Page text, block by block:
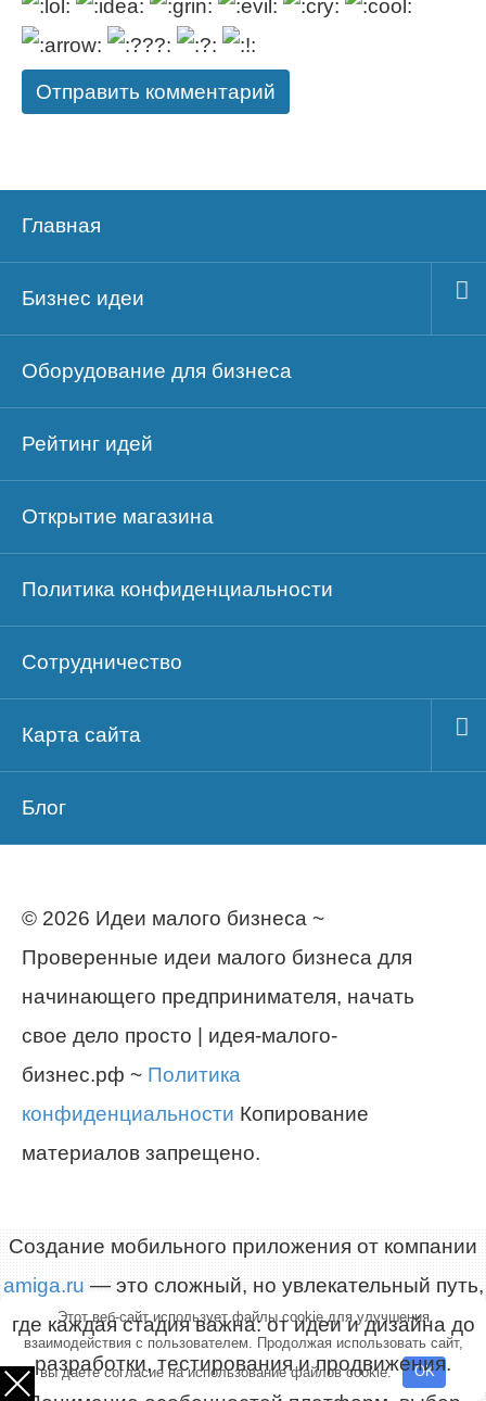
Главная
Бизнес идеи
Оборудование для бизнеса
Рейтинг идей
Открытие магазина
Политика конфиденциальности
Сотрудничество
Карта сайта
Блог
© 2026 Идеи малого бизнеса ~
Проверенные идеи малого бизнеса для
начинающего предпринимателя, начать
свое дело просто | идея-малого-
бизнес.рф ~ Политика
конфиденциальности Копирование
материалов запрещено.
Создание мобильного приложения от компании
amiga.ru— это сложный, но увлекательный путь,
где каждая стадия важна: от идеи и дизайна до
разработки, тестирования и продвижения.
Этот веб-сайт использует файлы cookie для улучшения
взаимодействия с пользователем. Продолжая использовать сайт,
вы даете согласие на использование файлов cookie.
OK